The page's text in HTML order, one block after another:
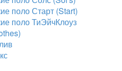
поло Старт (Start)
поло ТиЭйчКлоуз